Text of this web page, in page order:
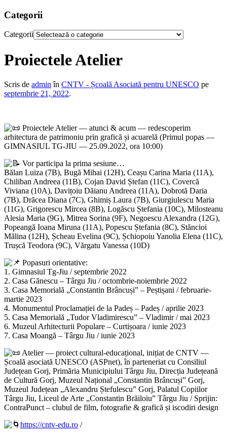
Categorii
Categorii
Proiectele Atelier
Scris de admin în CNTV - Școală Asociată pentru UNESCO pe
septembrie 21, 2022.
Proiectele Atelier — atunci & acum — redescoperim
arhitectura de patrimoniu prin grafică și acuarelă (Primul popas —
GIMNASIUL TG-JIU — 25.09.2022, ora 10:00)
Vor participa la prima sesiune…
Bălan Luiza (7B), Bugă Mihai (12H), Ceașu Carina Maria (11A),
Chiliban Andreea (11B), Cojan David Ștefan (11C), Covercă
Viviana (10A), Davițoiu Dăianu Andreea (11A), Dobrotă Daria
(7B), Drăcea Diana (7C), Ghimiș Laura (7B), Giurgiulescu Maria
(11G), Grigorescu Mircea (8B), Logăscu Ștefania (10C), Milosteanu
Alesia Maria (9G), Mitrea Sorina (9F), Negoescu Alexandra (12G),
Popeangă Ioana Miruna (11A), Popescu Ștefania (8C), Stăncioi
Mălina (12H), Șcheau Evelina (9C), Șchiopoiu Yanolia Elena (11C),
Trușcă Teodora (9C), Vărgatu Vanessa (10D)
Popasuri orientative:
1. Gimnasiul Tg-Jiu / septembrie 2022
2. Casa Gănescu – Târgu Jiu / octombrie-noiembrie 2022
3. Casa Memorială „Constantin Brâncuși” – Peștișani / februarie-
martie 2023
4. Monumentul Proclamației de la Padeș – Padeș / aprilie 2023
5. Casa Memorială „Tudor Vladimirescu” – Vladimir / mai 2023
6. Muzeul Arhitecturii Populare – Curtișoara / iunie 2023
7. Casa Moangă – Târgu Jiu / iunie 2023
Atelier — proiect cultural-educațional, inițiat de CNTV —
Școală asociată UNESCO (ASPnet), în parteneriat cu Consiliul
Județean Gorj, Primăria Municipiului Târgu Jiu, Direcția Județeană
de Cultură Gorj, Muzeul Național „Constantin Brâncuși” Gorj,
Muzeul Județean „Alexandru Ștefulescu” Gorj, Palatul Copiilor
Târgu Jiu, Liceul de Arte „Constantin Brăiloiu” Târgu Jiu / Sprijin:
ContraPunct – clubul de film, fotografie & grafică și iscodiri design
https://cntv-edu.ro /